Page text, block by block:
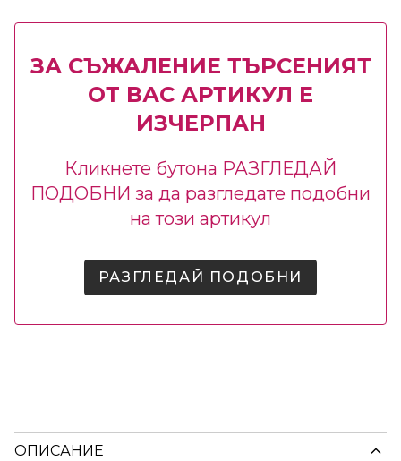
ЗА СЪЖАЛЕНИЕ ТЪРСЕНИЯТ
ОТ ВАС АРТИКУЛ Е
ИЗЧЕРПАН
Кликнете бутона РАЗГЛЕДАЙ
ПОДОБНИ за да разгледате подобни
на този артикул
РАЗГЛЕДАЙ ПОДОБНИ
ОПИСАНИЕ